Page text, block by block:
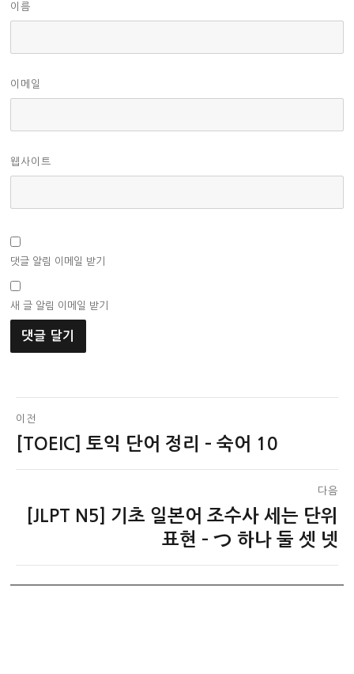
이름
이메일
웹사이트
댓글 알림 이메일 받기
새 글 알림 이메일 받기
글
탐
이전
이[TOEIC] 토익 단어 정리 – 숙어 10
다음
[JLPT N5] 기초 일본어 조수사 세는 단위
표현 – つ 하나 둘 셋 넷